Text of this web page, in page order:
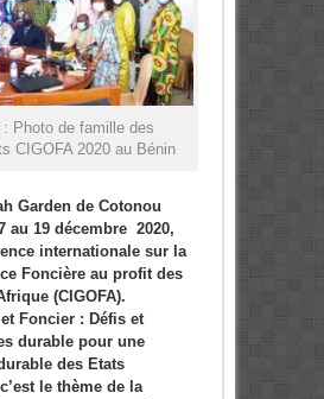
: Photo de famille des
CIGOFA 2020 au Bénin
Garden de Cotonou
au 19 décembre 2020,
internationale sur la
Foncière au profit des
(CIGOFA).
Foncier : Défis et
durable pour une
des Etats
le thème de la